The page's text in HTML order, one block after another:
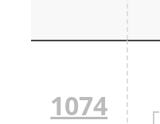
1074